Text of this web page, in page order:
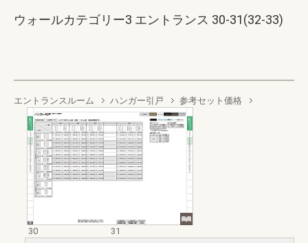
ウォールカテゴリー3 エントランス 30-31(32-33)
エントランスルーム ハンガー引戸 参考セット価格
30
31